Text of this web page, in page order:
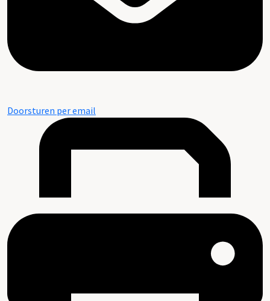
Doorsturen per email